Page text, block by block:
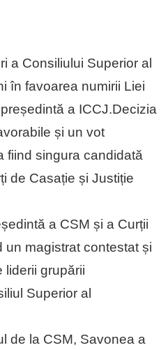
a Consiliului Superior al
în favoarea numirii Liei
a ICCJ.Decizia
și un vot
fiind singura candidată
de Casație și Justiție
a CSM și a Curții
un magistrat contestat și
liderii grupării
Superior al
de la CSM, Savonea a